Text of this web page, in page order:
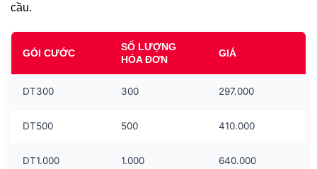
cầu.
GÓI CƯỚC
SỐ LƯỢNG
HÓA ĐƠN
GIÁ
DT300 300 297.000
DT500 500 410.000
DT1.000 1.000 640.000